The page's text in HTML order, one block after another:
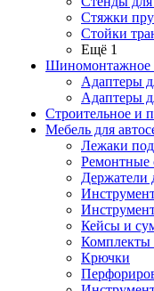
Стяжки
Стойки
Ещё 1
Шиномонтажное
Адаптеры
Адаптеры
Строительное и
Мебель для
Лежаки
Ремонтные
Держатели
Кейсы и
Комплекты
Крючки